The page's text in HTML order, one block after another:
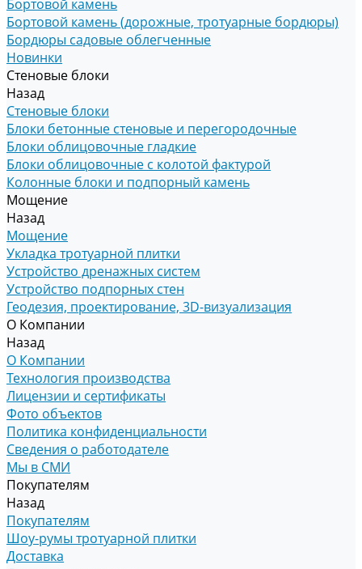
Бортовой камень
Бортовой камень (дорожные, тротуарные бордюры)
Бордюры садовые облегченные
Новинки
Стеновые блоки
Назад
Стеновые блоки
Блоки бетонные стеновые и перегородочные
Блоки облицовочные гладкие
Блоки облицовочные с колотой фактурой
Колонные блоки и подпорный камень
Мощение
Назад
Мощение
Укладка тротуарной плитки
Устройство дренажных систем
Устройство подпорных стен
Геодезия, проектирование, 3D-визуализация
О Компании
Назад
О Компании
Технология производства
Лицензии и сертификаты
Фото объектов
Политика конфиденциальности
Сведения о работодателе
Мы в СМИ
Покупателям
Назад
Покупателям
Шоу-румы тротуарной плитки
Доставка